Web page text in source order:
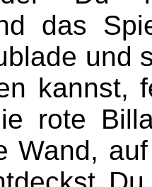
das
und
kannst,
rote
Wand,